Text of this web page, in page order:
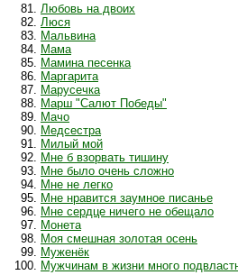
Любовь на двоих
Люся
Мальвина
Мама
Мамина песенка
Маргарита
Марусечка
Марш "Салют Победы"
Мачо
Медсестра
Милый мой
Мне б взорвать тишину
Мне было очень сложно
Мне не легко
Мне нравится заумное писанье
Мне сердце ничего не обещало
Монета
Моя смешная золотая осень
Муженёк
Мужчинам в жизни много